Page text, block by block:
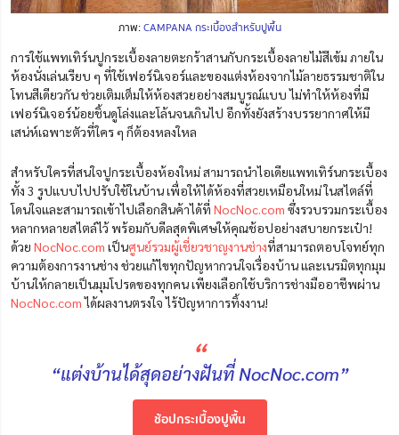
ภาพ:CAMPANA กระเบื้องสำหรับปูพื้น
การใช้แพทเทิร์นปูกระเบื้องลายตะกร้าสานกับกระเบื้องลายไม้สีเข้ม ภายใน
ห้องนั่งเล่นเรียบ ๆ ที่ใช้เฟอร์นิเจอร์และของแต่งห้องจากไม้ลายธรรมชาติใน
โทนสีเดียวกัน ช่วยเติมเต็มให้ห้องสวยอย่างสมบูรณ์แบบ ไม่ทำให้ห้องที่มี
เฟอร์นิเจอร์น้อยชิ้นดูโล่งและโล้นจนเกินไป อีกทั้งยังสร้างบรรยากาศให้มี
เสน่ห์เฉพาะตัวที่ใคร ๆ ก็ต้องหลงใหล
สำหรับใครที่สนใจปูกระเบื้องห้องใหม่ สามารถนำไอเดียแพทเทิร์นกระเบื้อง
ทั้ง 3 รูปแบบไปปรับใช้ในบ้าน เพื่อให้ได้ห้องที่สวยเหมือนใหม่ ในสไตล์ที่
โดนใจและสามารถเข้าไปเลือกสินค้าได้ที่ NocNoc.com ซึ่งรวบรวมกระเบื้อง
หลากหลายสไตล์ไว้ พร้อมกับดีลสุดพิเศษให้คุณช้อปอย่างสบายกระเป๋า!
ด้วย NocNoc.com เป็นศูนย์รวมผู้เชี่ยวชาญงานช่างที่สามารถตอบโจทย์ทุก
ความต้องการงานช่าง ช่วยแก้ไขทุกปัญหากวนใจเรื่องบ้าน และเนรมิตทุกมุม
บ้านให้กลายเป็นมุมโปรดของทุกคน เพียงเลือกใช้บริการช่างมืออาชีพผ่าน
NocNoc.comได้ผลงานตรงใจ ไร้ปัญหาการทิ้งงาน!
“
“แต่งบ้านได้สุดอย่างฝันที่ NocNoc.com”
ช้อปกระเบื้องปูพื้น